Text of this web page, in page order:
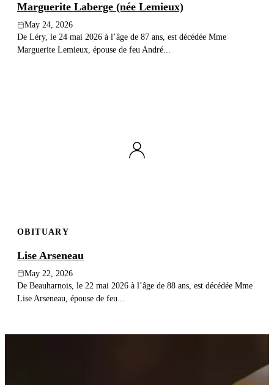
Marguerite Laberge (née Lemieux)
May 24, 2026
De Léry, le 24 mai 2026 à l’âge de 87 ans, est décédée Mme
Marguerite Lemieux, épouse de feu André...
OBITUARY
Lise Arseneau
May 22, 2026
De Beauharnois, le 22 mai 2026 à l’âge de 88 ans, est décédée Mme
Lise Arseneau, épouse de feu...